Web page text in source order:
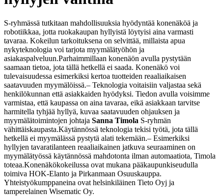
S-ryhmässä tutkitaan mahdollisuuksia hyödyntää konenäköä ja
robotiikkaa, jotta ruokakaupan hyllyistä löytyisi aina varmasti
tavaraa. Kokeilun tarkoituksena on selvittää, millaista apua
nykyteknologia voi tarjota myymälätyöhön ja
asiakaspalveluun.Parhaimmillaan konenäön avulla pystytään
saamaan tietoa, jota tällä hetkellä ei saada. Konenäkö voi
tulevaisuudessa esimerkiksi kertoa tuotteiden reaaliaikaisen
saatavuuden myymälöissä.– Teknologia voitaisiin valjastaa sekä
henkilökunnan että asiakkaiden hyödyksi. Tiedon avulla voisimme
varmistaa, että kaupassa on aina tavaraa, eikä asiakkaan tarvitse
harmitella tyhjää hyllyä, kuvaa saatavuuden ohjauksen ja
myymälätoimintojen johtaja Sanna Timola S-ryhmän
vähittäiskaupasta.Käytännössä teknologia tekisi työtä, jota tällä
hetkellä ei myymälässä pystytä alati tekemään.– Esimerkiksi
hyllyjen tavaratilanteen reaaliaikainen jatkuva seuraaminen on
myymälätyössä käytännössä mahdotonta ilman automaatiota, Timola
toteaa.Konenäkökokeilussa ovat mukana pääkaupunkiseudulla
toimiva HOK-Elanto ja Pirkanmaan Osuuskauppa.
Yhteistyökumppaneina ovat helsinkiläinen Tieto Oyj ja
tamperelainen Wisematic Oy.